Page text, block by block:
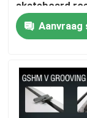
Automatisch
Bladmetaal
V Groover-
skateboard
staal decoratie
Aanvraag